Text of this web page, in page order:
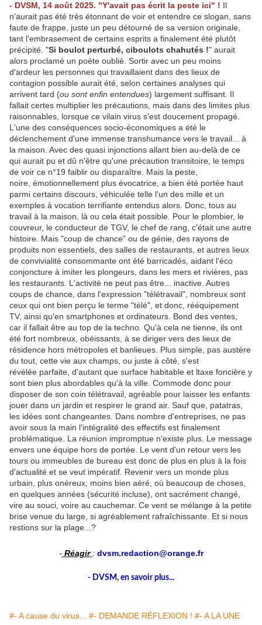
- DVSM, 14 août 2025. "Y'avait pas écrit la peste ici" ! Il
n'aurait pas été très étonnant de voir et entendre ce slogan, sans
faute de frappe, juste un peu détourné de sa version originale,
tant l'embrasement de certains esprits a finalement été plutôt
précipité. "Si boulot perturbé, ciboulots chahutés !" aurait
alors proclamé un poète oublié. Sortir avec un peu moins
d'ardeur les personnes qui travaillaient dans des lieux de
contagion possible aurait été, selon certaines analyses qui
arrivent tard (ou sont enfin entendues) largement suffisant. Il
fallait certes multiplier les précautions, mais dans des limites plus
raisonnables, lorsque ce vilain virus s'est doucement propagé.
L'une des conséquences socio-économiques a été le
déclenchement d'une immense transhumance vers le travail... à
la maison. Avec des quasi injonctions allant bien au-delà de ce
qui aurait pu et dû n'être qu'une précaution transitoire, le temps
de voir ce n°19 faiblir ou disparaître. Mais la peste,
noire, émotionnellement plus évocatrice, a bien été portée haut
parmi certains discours, véhiculée telle l'un des mille et un
exemples à vocation terrifiante entendus alors. Donc, tous au
travail à la maison, là ou cela était possible. Pour le plombier, le
couvreur, le conducteur de TGV, le chef de rang, c'était une autre
histoire. Mais "coup de chance" ou de génie, des rayons de
produits non essentiels, des salles de restaurants, et autres lieux
de convivialité consommante ont été barricadés, aidant l'éco
conjoncture à imiter les plongeurs, dans les mers et rivières, pas
les restaurants. L'activité ne peut pas être... inactive. Autres
coups de chance, dans l'expression "télétravail", nombreux sont
ceux qui ont bien perçu le terme "télé", et donc, rééquipement
TV, ainsi qu'en smartphones et ordinateurs. Bond des ventes,
car il fallait être au top de la techno. Qu'à cela ne tienne, ils ont
été fort nombreux, obéissants, à se diriger vers des lieux de
résidence hors métropoles et banlieues. Plus simple, pas austère
du tout, cette vie aux champs, ou juste à côté, s'est
révélée parfaite, d'autant que surface habitable et ltaxe foncière y
sont bien plus abordables qu'à la ville. Commode donc pour
disposer de son coin télétravail, agréable pour laisser les enfants
jouer dans un jardin et respirer le grand air. Sauf que, patatras,
les idées sont changeantes. Dans nombre d'entreprises, ne pas
avoir sous la main l'intégralité des effectifs est finalement
problématique. La réunion impromptue n'existe plus. Le message
envers une équipe hors de portée. Le vent d'un retour vers les
tours ou immeubles de bureau est donc de plus en plus à la fois
d'actualité et se veut impératif. Revenir vers un monde plus
urbain, plus onéreux, moins bien aéré, où beaucoup de choses,
en quelques années (sécurité incluse), ont sacrément changé,
vire au souci, voire au cauchemar. Ce vent se mélange à la petite
brise venue du large, si agréablement rafraîchissante. Et si nous
restions sur la plage...?
- Réagir : dvsm.redaction@orange.fr
- DVSM, en savoir plus...
#- A cause du virus... #- DEMANDE RÉFLEXION ! #- A LA UNE